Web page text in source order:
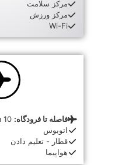
مرکز سلامت
مرکز ورزش
Wi-Fi
فاصله تا فرودگاه: 10 km
اتوبوس
قطار - تعلیم دادن
هواپیما